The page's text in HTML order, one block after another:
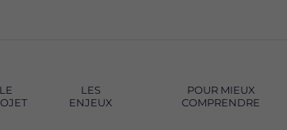
LE
LES
ENJEUX
POUR MIEUX
COMPRENDRE